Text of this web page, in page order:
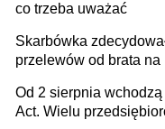
co trzeba uważać
Skarbówka
przelewów od brata na
darowizna, ale
Od 2 sierpnia wchodzą
Act. Wielu